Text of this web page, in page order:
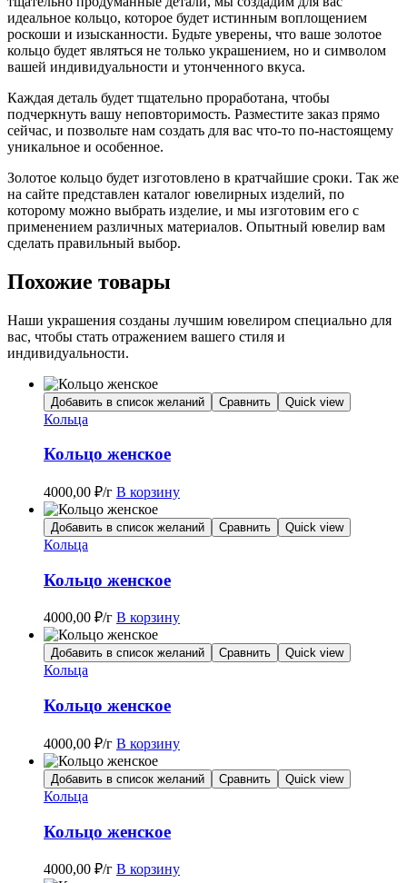
идеальное кольцо, которое будет истинным воплощением
роскоши и изысканности. Будьте уверены, что ваше золотое
кольцо будет являться не только украшением, но и символом
вашей индивидуальности и утонченного вкуса.
Каждая деталь будет тщательно проработана, чтобы
подчеркнуть вашу неповторимость. Разместите заказ прямо
сейчас, и позвольте нам создать для вас что-то по-настоящему
уникальное и особенное.
Золотое кольцо будет изготовлено в кратчайшие сроки. Так же
на сайте представлен каталог ювелирных изделий, по
которому можно выбрать изделие, и мы изготовим его с
применением различных материалов. Опытный ювелир вам
сделать правильный выбор.
Похожие товары
Наши украшения созданы лучшим ювелиром специально для
вас, чтобы стать отражением вашего стиля и
индивидуальности.
Добавить в список желаний Сравнить Quick view
Кольца
Кольцо женское
4000,00 ₽/г В корзину
Добавить в список желаний Сравнить Quick view
Кольца
Кольцо женское
4000,00 ₽/г В корзину
Добавить в список желаний Сравнить Quick view
Кольца
Кольцо женское
4000,00 ₽/г В корзину
Добавить в список желаний Сравнить Quick view
Кольца
Кольцо женское
4000,00 ₽/г В корзину